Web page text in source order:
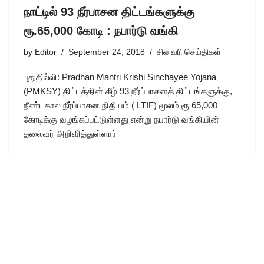
நாட்டில் 93 நீர்பாசன திட்டங்களுக்கு
ரூ.65,000 கோடி : நபார்டு வங்கி
by Editor September 24, 2018 சில வரி செய்திகள்
புதுதில்லி: Pradhan Mantri Krishi Sinchayee Yojana
(PMKSY) திட்டத்தின் கீழ் 93 நீர்ப்பாசனத் திட்டங்களுக்கு,
நீண்டகால நீர்ப்பாசன நிதியம் ( LTIF) மூலம் ரூ 65,000
கோடிக்கு வழங்கப்பட்டுள்ளது என்று நபார்டு வங்கியின்
தலைவர் அறிவித்துள்ளார்